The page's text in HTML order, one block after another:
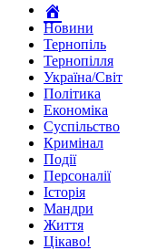
Новини
Тернопіль
Тернопілля
Україна/Світ
Політика
Економіка
Суспільство
Кримінал
Події
Персоналії
Історія
Мандри
Життя
Цікаво!